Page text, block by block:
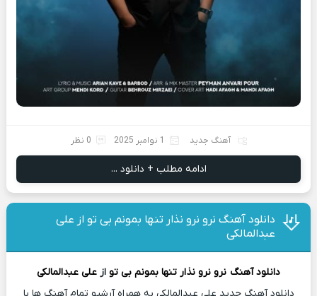
آهنگ جدید 1 نوامبر 2025 0 نظر
ادامه مطلب + دانلود ...
دانلود آهنگ نرو نرو نذار تنها بمونم بی تو از علی
عبدالمالکی
دانلود آهنگ نرو نرو نذار تنها بمونم بی تو از علی عبدالمالکی